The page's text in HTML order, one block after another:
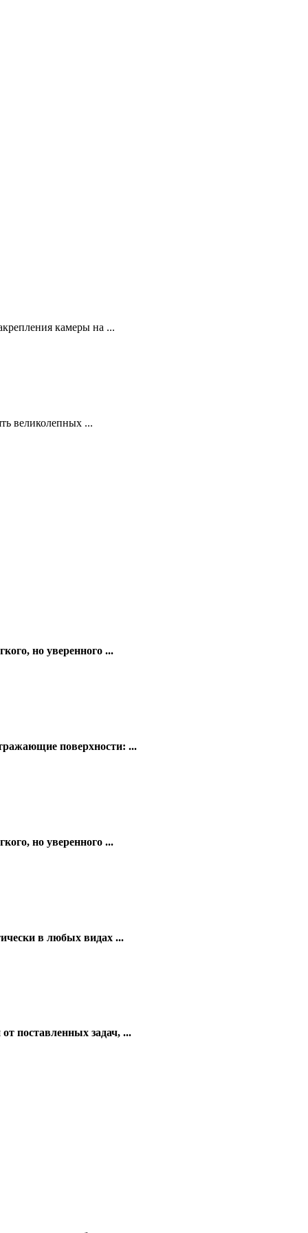
камеры на ...
великолепных ...
но уверенного ...
поверхности: ...
но уверенного ...
в любых видах ...
поставленных задач, ...